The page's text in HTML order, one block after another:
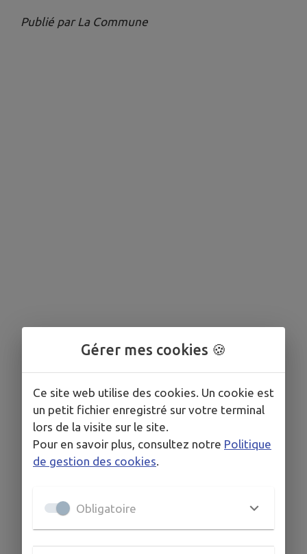
Publié par La Commune
Gérer mes cookies 🍪
Ce site web utilise des cookies. Un cookie est
un petit fichier enregistré sur votre terminal
lors de la visite sur le site.
Pour en savoir plus, consultez notre Politique
de gestion des cookies.
Obligatoire